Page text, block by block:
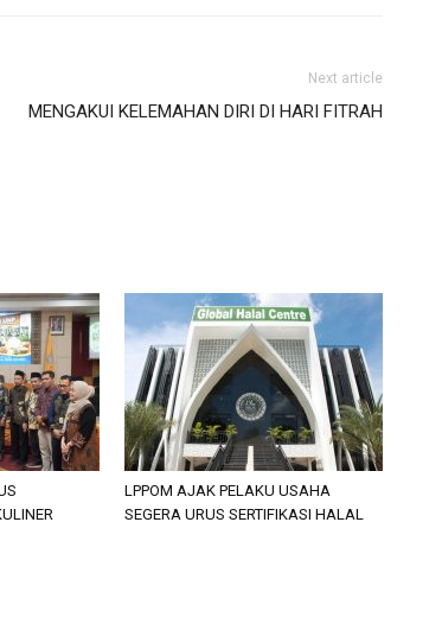
Next article
MENGAKUI KELEMAHAN DIRI DI HARI FITRAH
LPPOM AJAK PELAKU USAHA
SEGERA URUS SERTIFIKASI HALAL